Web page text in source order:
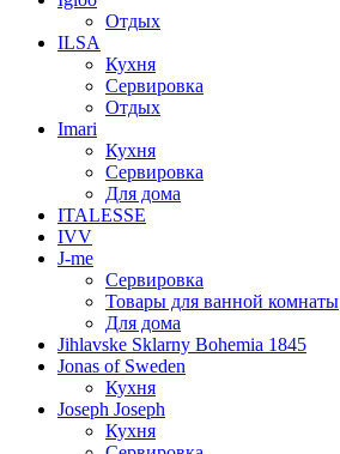
Отдых
ILSA
Кухня
Сервировка
Отдых
Imari
Кухня
Сервировка
Для дома
ITALESSE
IVV
J-me
Сервировка
Товары для ванной комнаты
Для дома
Jihlavske Sklarny Bohemia 1845
Jonas of Sweden
Кухня
Joseph Joseph
Кухня